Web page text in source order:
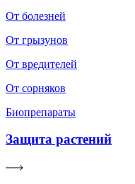
От болезней
От грызунов
От вредителей
От сорняков
Биопрепараты
Защита растений